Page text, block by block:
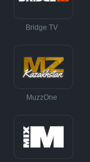
Bridge TV
MuzzOne